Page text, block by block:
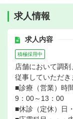
求人情報
求人内容
積極採用中
店舗において調
従事していただき
■診療（営業）時
9：00～13：00
■休診（定休）日